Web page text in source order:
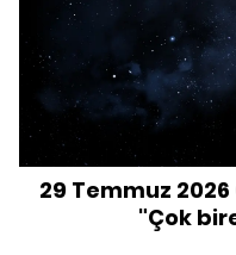
29 Temmuz
"Çok